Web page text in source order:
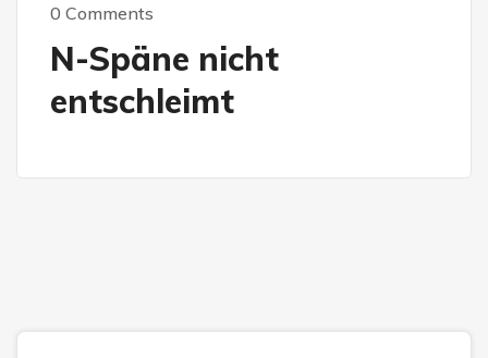
0 Comments
N-Späne nicht
entschleimt